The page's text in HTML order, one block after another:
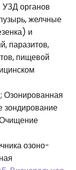
УЗД органов
желчные
и
паразитов,
пищевой
Озонированная
зондирование
озоно-